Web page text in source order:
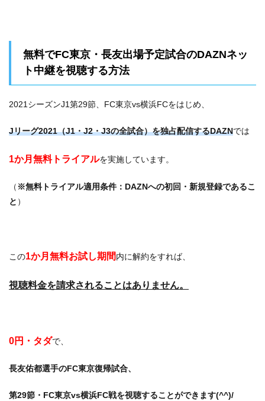
無料でFC東京・長友出場予定試合のDAZNネッ
ト中継を視聴する方法
2021シーズンJ1第29節、FC東京vs横浜FCをはじめ、
Jリーグ2021（J1・J2・J3の全試合）を独占配信するDAZNでは
1か月無料トライアルを実施しています。
（ ※無料トライアル適用条件：DAZNへの初回・新規登録であるこ
と ）
この1か月無料お試し期間内に解約をすれば、
視聴料金を請求されることはありません。
0円・タダで、
長友佑都選手のFC東京復帰試合、
第29節・FC東京vs横浜FC戦を視聴することができます(^^)/